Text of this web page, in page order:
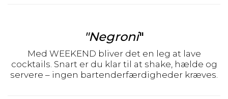
"Negroni"
Med WEEKEND bliver det en leg at lave
cocktails. Snart er du klar til at shake, hælde og
servere – ingen bartenderfærdigheder kræves.